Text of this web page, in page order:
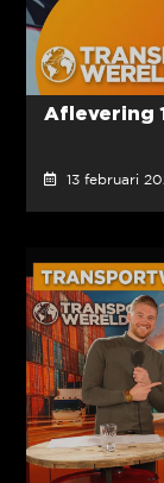
Aflevering
13 februari